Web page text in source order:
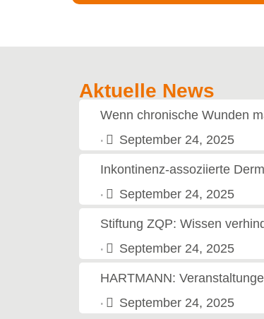
Aktuelle News
Wenn chronische Wunden
• September 24, 2025
Inkontinenz-assoziierte
• September 24, 2025
Stiftung ZQP: Wissen
• September 24, 2025
HARTMANN:
• September 24, 2025